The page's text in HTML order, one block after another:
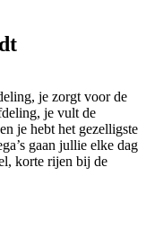
je zorgt voor de
je vult de
je hebt het gezelligste
gaan jullie elke dag
korte rijen bij de